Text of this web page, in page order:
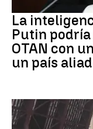
La
Putin
OTAN con
un país